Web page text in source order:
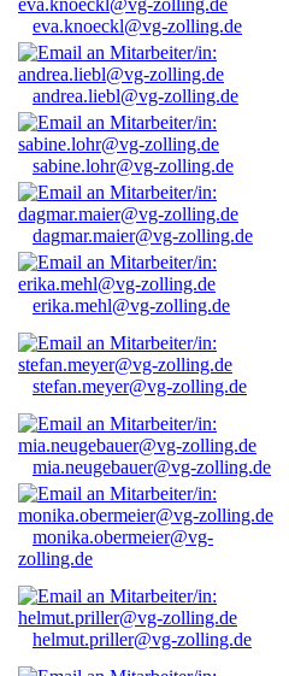
eva.knoeckl@vg-zolling.de
andrea.liebl@vg-zolling.de
sabine.lohr@vg-zolling.de
dagmar.maier@vg-zolling.de
erika.mehl@vg-zolling.de
stefan.meyer@vg-zolling.de
mia.neugebauer@vg-zolling.de
monika.obermeier@vg-
zolling.de
helmut.priller@vg-zolling.de